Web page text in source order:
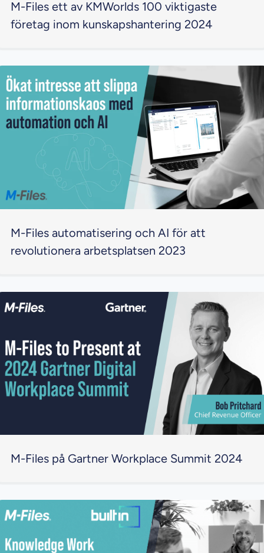
M-Files ett av KMWorlds 100 viktigaste
företag inom kunskapshantering 2024
M-Files automatisering och AI för att
revolutionera arbetsplatsen 2023
M-Files på Gartner Workplace Summit 2024